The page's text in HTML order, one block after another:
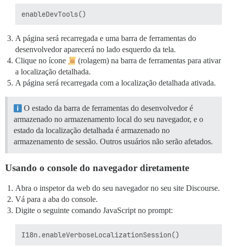
A página será recarregada e uma barra de ferramentas do
desenvolvedor aparecerá no lado esquerdo da tela.
Clique no ícone
(rolagem) na barra de ferramentas para ativar
a localização detalhada.
A página será recarregada com a localização detalhada ativada.
O estado da barra de ferramentas do desenvolvedor é
armazenado no armazenamento local do seu navegador, e o
estado da localização detalhada é armazenado no
armazenamento de sessão. Outros usuários não serão afetados.
Usando o console do navegador diretamente
Abra o inspetor da web do seu navegador no seu site Discourse.
Vá para a aba do console.
Digite o seguinte comando JavaScript no prompt: